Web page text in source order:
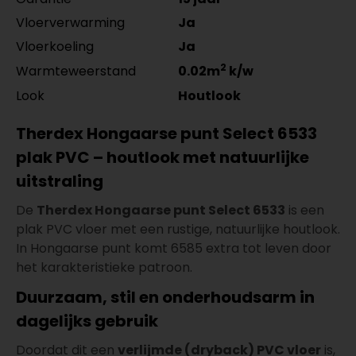
Vloerverwarming
Ja
Vloerkoeling
Ja
Warmteweerstand
0.02m2 k/w
Look
Houtlook
Therdex Hongaarse punt Select 6533
plak PVC – houtlook met natuurlijke
uitstraling
De Therdex Hongaarse punt Select 6533 is een
plak PVC vloer met een rustige, natuurlijke houtlook.
In Hongaarse punt komt 6585 extra tot leven door
het karakteristieke patroon.
Duurzaam, stil en onderhoudsarm in
dagelijks gebruik
Doordat dit een verlijmde (dryback) PVC vloer is,